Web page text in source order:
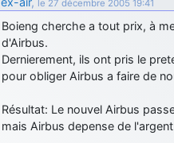
d9pouces: Joyeux Noël à tous !
d9pouces
comme le Prytanée dans la
d9pouces
scientifique, tu as donc encore
yaellerigolow: bonjour a tous je
le 27 décembre 2005 19:41
Boieng cherche a tout prix, à
d'Airbus.
Dernierement, ils ont pris le
pour obliger Airbus a faire de
Résultat: Le nouvel Airbus
mais Airbus depense de